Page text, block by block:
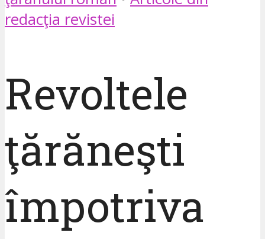
redacţia revistei
Revoltele
ţărăneşti
împotriva